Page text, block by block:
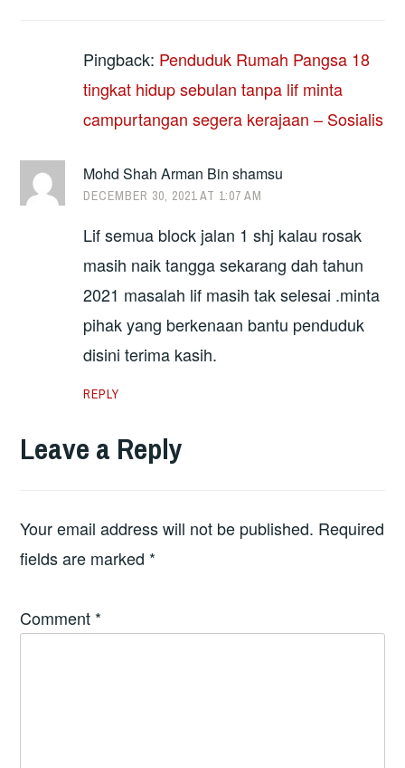
Pingback: Penduduk Rumah Pangsa 18
tingkat hidup sebulan tanpa lif minta
campurtangan segera kerajaan – Sosialis
Mohd Shah Arman Bin shamsu
DECEMBER 30, 2021 AT 1:07 AM
Lif semua block jalan 1 shj kalau rosak
masih naik tangga sekarang dah tahun
2021 masalah lif masih tak selesai .minta
pihak yang berkenaan bantu penduduk
disini terima kasih.
REPLY
Leave a Reply
Your email address will not be published. Required
fields are marked *
Comment *